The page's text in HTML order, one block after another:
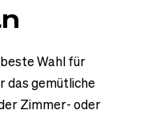
Wahl für
das gemütliche
Zimmer- oder